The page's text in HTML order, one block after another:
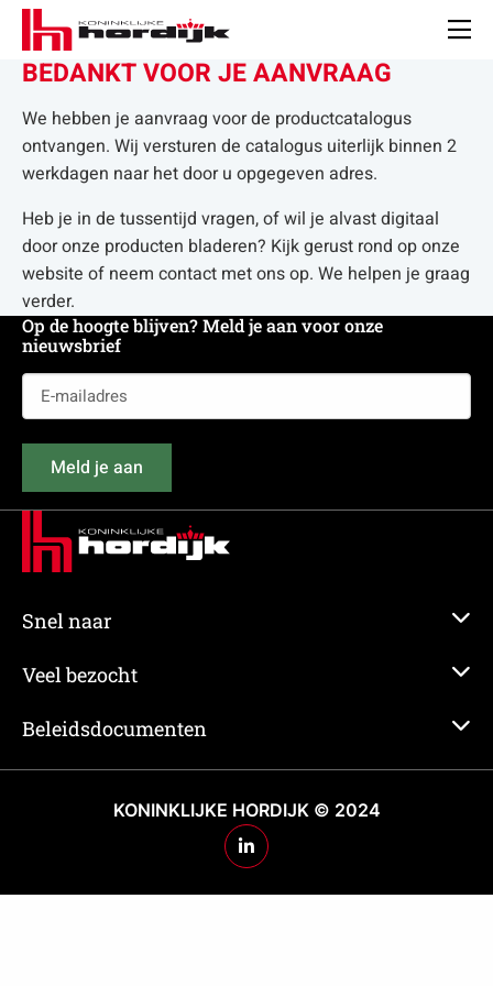
Koninklijke
Hordijk
BEDANKT VOOR JE AANVRAAG
We hebben je aanvraag voor de productcatalogus
ontvangen. Wij versturen de catalogus uiterlijk binnen 2
werkdagen naar het door u opgegeven adres.
Heb je in de tussentijd vragen, of wil je alvast digitaal
door onze producten bladeren? Kijk gerust rond op onze
website of neem contact met ons op. We helpen je graag
verder.
Op de hoogte blijven? Meld je aan voor onze
nieuwsbrief
mailadres
(Vereist)
Meld je aan
Snel naar
Veel bezocht
Beleidsdocumenten
KONINKLIJKE HORDIJK © 2024
Ga